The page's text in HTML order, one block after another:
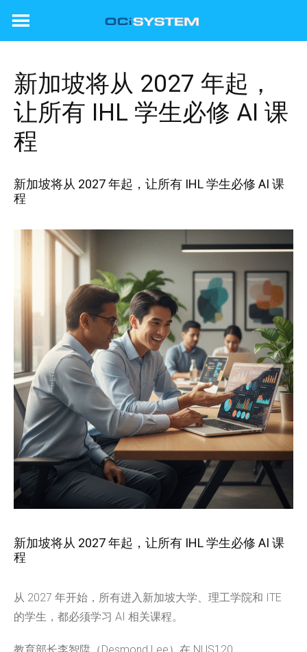
新加坡将从 2027 年起，
让所有 IHL 学生必修 AI 课
程
新加坡将从 2027 年起，让所有 IHL 学生必修 AI 课
程
新加坡将从 2027 年起，让所有 IHL 学生必修 AI 课
程
从 2027 年开始，所有进入新加坡大学、理工学院和 ITE
的学生，都必须学习 AI 相关课程。